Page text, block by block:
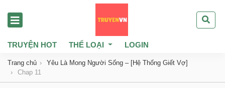
TRUYỆN HOT THỂ LOẠI LOGIN
Trang chủ
Yêu Là Mong Người Sống – [Hệ Thống Giết Vợ]
Chap 11